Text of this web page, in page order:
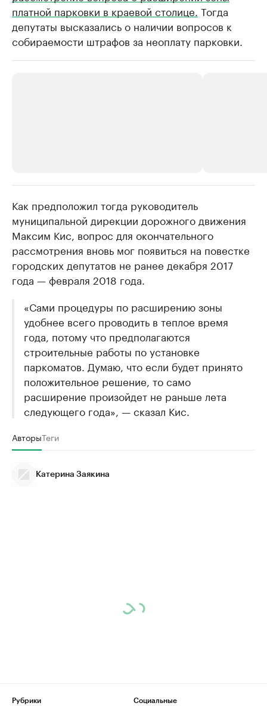
платной парковки в краевой столице. Тогда
депутаты высказались о наличии вопросов к
собираемости штрафов за неоплату парковки.
Крупнейшие производители и
продавцы медийной продукции
Ознакомьтесь с информацией в каталоге
Страховые
Посмотрите в
Как предположил тогда руководитель
муниципальной дирекции дорожного движения
Максим Кис, вопрос для окончательного
рассмотрения вновь мог появиться на повестке
городских депутатов не ранее декабря 2017
года — февраля 2018 года.
«Сами процедуры по расширению зоны
удобнее всего проводить в теплое время
года, потому что предполагаются
строительные работы по установке
паркоматов. Думаю, что если будет принято
положительное решение, то само
расширение произойдет не раньше лета
следующего года», — сказал Кис.
АвторыТеги
Катерина Заякина
Рубрики
Социальные